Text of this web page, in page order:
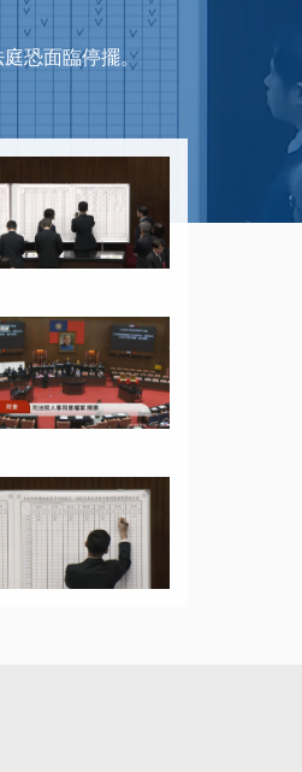
恐面臨停擺。